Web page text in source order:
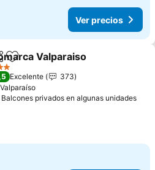
Ver precios
Agregar a favoritos
Valparaiso
Excelente
373
Valparaíso
Balcones privados en algunas unidadesVer